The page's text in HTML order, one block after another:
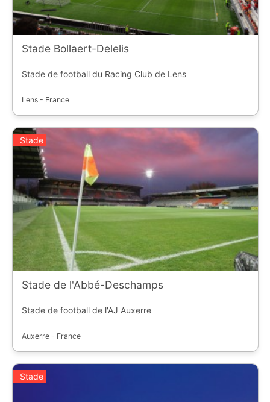
Stade Bollaert-Delelis
Stade de football du Racing Club de Lens
Lens - France
Stade
Stade de l'Abbé-Deschamps
Stade de football de l'AJ Auxerre
Auxerre - France
Stade